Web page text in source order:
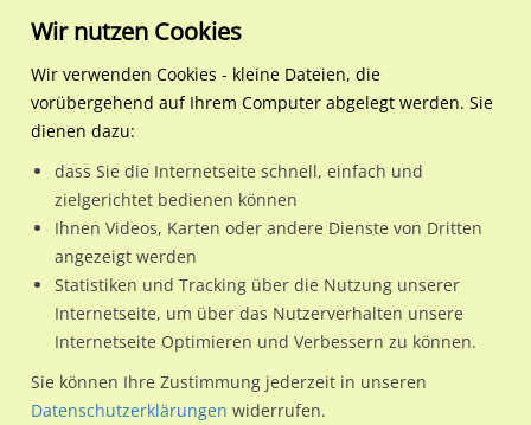
Regionale Plakatwerbung Brandenburg
Perleberg, Stadt
Karlstraße/Dobberziner
19348 / Perleberg, Stadt
Nutze günstige Werbemöglichkeiten am Standort
Karlstraße/Dobberziner Straße in Perleberg, Stadt.
Wir erheben für jede unserer Werbeflächen individuelle und
aktuelleStandortinformationenundLeistungswerte
Wir nutzen Cookies
Wir verwenden Cookies - kleine Dateien, die
vorübergehend auf Ihrem Computer abgelegt werden. Sie
dienen dazu:
dass Sie die Internetseite schnell, einfach und
zielgerichtet bedienen können
Ihnen Videos, Karten oder andere Dienste von Dritten
angezeigt werden
Statistiken und Tracking über die Nutzung unserer
Internetseite, um über das Nutzerverhalten unsere
Internetseite Optimieren und Verbessern zu können.
Sie können Ihre Zustimmung jederzeit in unseren
Datenschutzerklärungen widerrufen.